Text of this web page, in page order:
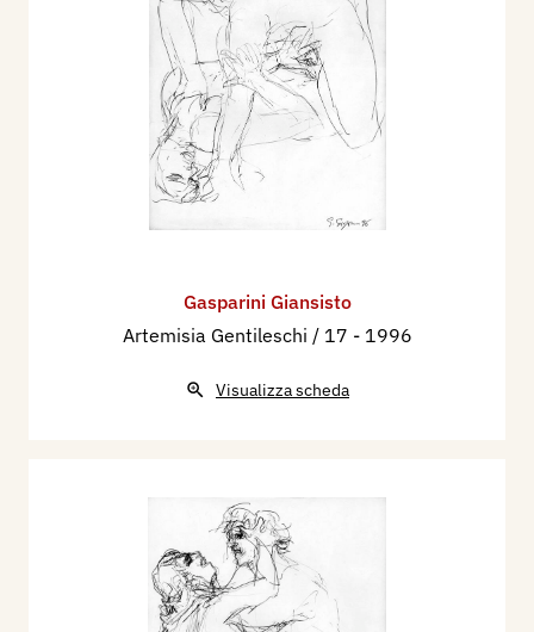
Gasparini Giansisto
Artemisia Gentileschi / 17 - 1996
Visualizza scheda